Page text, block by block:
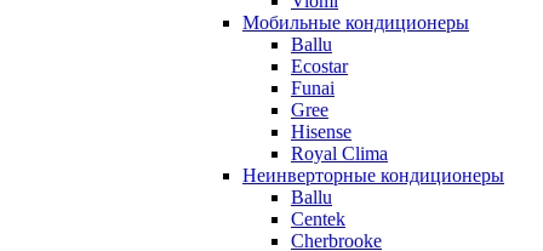
Мобильные кондиционеры
Ballu
Ecostar
Funai
Gree
Hisense
Royal Clima
Неинверторные кондиционеры
Ballu
Centek
Cherbrooke